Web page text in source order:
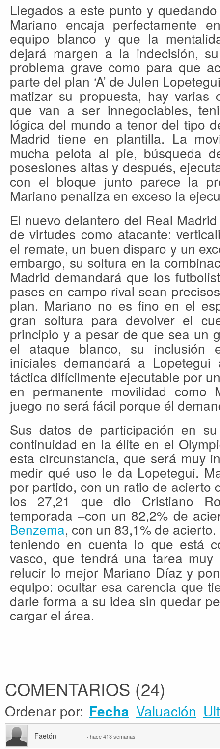
Llegados a este punto y
Mariano encaja perfectamente
equipo blanco y que la
dejará margen a la indecisión,
problema grave como para que
parte del plan ‘A’ de Julen
matizar su propuesta, hay varias
que van a ser innegociables,
lógica del mundo a tenor del tipo
Madrid tiene en plantilla. La
mucha pelota al pie, búsqueda
posesiones altas y después,
con el bloque junto parece la
Mariano penaliza en exceso la
El nuevo delantero del Real
de virtudes como atacante:
el remate, un buen disparo y un
embargo, su soltura en la
Madrid demandará que los
pases en campo rival sean
plan. Mariano no es fino en el
gran soltura para devolver el
principio y a pesar de que sea un
el ataque blanco, su inclusión
iniciales demandará a
táctica difícilmente ejecutable por
en permanente movilidad como
juego no será fácil porque él
Sus datos de participación en
continuidad en la élite en el
esta circunstancia, que será muy
medir qué uso le da Lopetegui.
por partido, con un ratio de acierto
los 27,21 que dio Cristiano
temporada –con un 82,2% de
Benzema, con un 83,1% de
teniendo en cuenta lo que está
vasco, que tendrá una tarea
relucir lo mejor Mariano Díaz y
equipo: ocultar esa carencia que
darle forma a su idea sin quedar
cargar el área.
COMENTARIOS (24)
Ordenar por: Fecha Valuación
Faetón · hace 413 semanas